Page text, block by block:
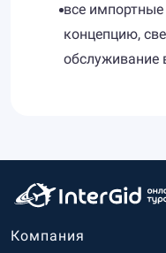
все
концепцию,
обслуживание
Компания